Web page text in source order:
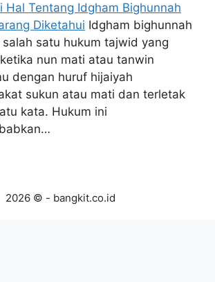
Hal Tentang Idgham Bighunnah
Diketahui Idgham bighunnah
salah satu hukum tajwid yang
nun mati atau tanwin
dengan huruf hijaiyah
sukun atau mati dan terletak
kata. Hukum ini
2026 © - bangkit.co.id